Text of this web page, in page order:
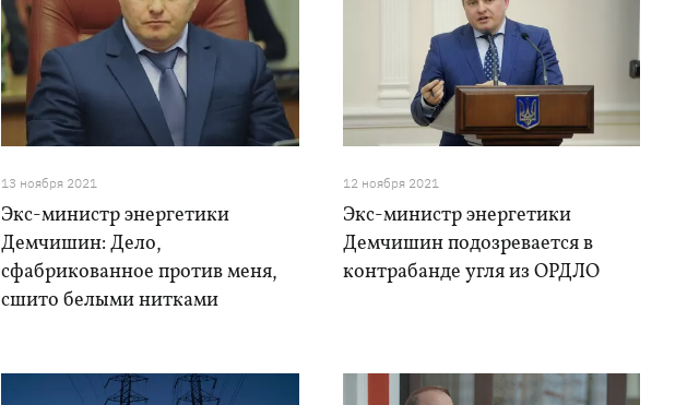
13 ноября 2021
Экс-министр энергетики
Демчишин: Дело,
сфабрикованное против меня,
сшито белыми нитками
12 ноября 2021
Экс-министр энергетики
Демчишин подозревается в
контрабанде угля из ОРДЛО